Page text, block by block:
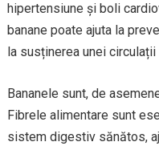
hipertensiune și boli
banane poate ajuta la
la susținerea unei
Bananele sunt, de
Fibrele alimentare sunt
sistem digestiv sănătos,